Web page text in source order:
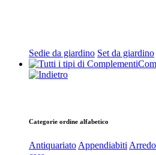
Sedie da giardino Set da giardino
Categorie ordine alfabetico
Antiquariato Appendiabiti